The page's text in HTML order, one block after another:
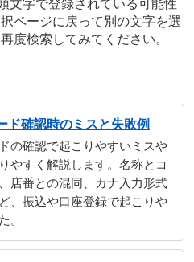
文字で登録されている可能性
ページに戻って別の文字を選
度検索してみてください。
ド確認時のミスと失敗例
の確認で起こりやすいミスや
やすく解説します。名称とコ
店番との混同、カナ入力形式
、振込や口座登録で起こりや
。